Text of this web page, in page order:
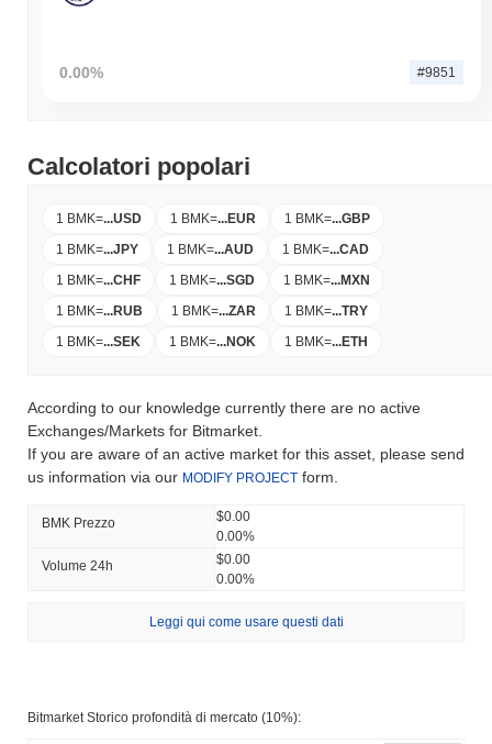
0.00% #9851
Calcolatori popolari
1 BMK=...USD 1 BMK=...EUR 1 BMK=...GBP
1 BMK=...JPY 1 BMK=...AUD 1 BMK=...CAD
1 BMK=...CHF 1 BMK=...SGD 1 BMK=...MXN
1 BMK=...RUB 1 BMK=...ZAR 1 BMK=...TRY
1 BMK=...SEK 1 BMK=...NOK 1 BMK=...ETH
According to our knowledge currently there are no active
Exchanges/Markets for Bitmarket.
If you are aware of an active market for this asset, please send
us information via our MODIFY PROJECT form.
BMK Prezzo
$0.00
0.00%
Volume 24h
$0.00
0.00%
Leggi qui come usare questi dati
Bitmarket Storico profondità di mercato (10%):